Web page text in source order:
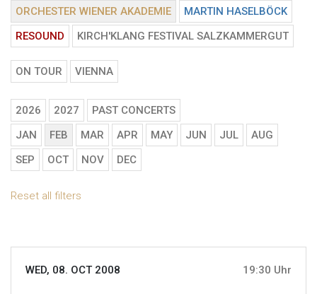
ORCHESTER WIENER AKADEMIE
MARTIN HASELBÖCK
RESOUND
KIRCH'KLANG FESTIVAL SALZKAMMERGUT
ON TOUR VIENNA
2026 2027
PAST CONCERTS
JAN
FEB MAR APR MAY JUN JUL
AUG
SEP
OCT NOV DEC
Reset all filters
WED, 08. OCT 2008 19:30 Uhr